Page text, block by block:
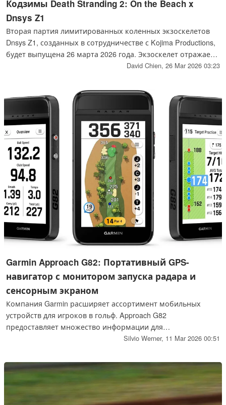
Кодзимы Death Stranding 2: On the Beach x
Dnsys Z1
Вторая партия лимитированных коленных экзоскелетов
Dnsys Z1, созданных в сотрудничестве с Kojima Productions,
будет выпущена 26 марта 2026 года. Экзоскелет отражает
мир игры Death Stranding 2: On The Beach, обеспечивая
David Chien, 26 Mar 2026 03:23
Garmin Approach G82: Портативный GPS-
навигатор с монитором запуска радара и
сенсорным экраном
Компания Garmin расширяет ассортимент мобильных
устройств для игроков в гольф. Approach G82
предоставляет множество информации для
совершенствования Вашего удара, а также предлагает
десятки тысяч индивидуальных полей для гольфа по всему
миру, и его можно комбинировать с другими продуктами
Garmin.
Silvio Werner, 11 Mar 2026 00:51